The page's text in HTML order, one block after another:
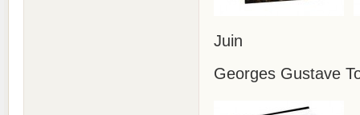
Juin
Georges Gustave